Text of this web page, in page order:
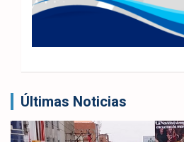
Últimas Noticias